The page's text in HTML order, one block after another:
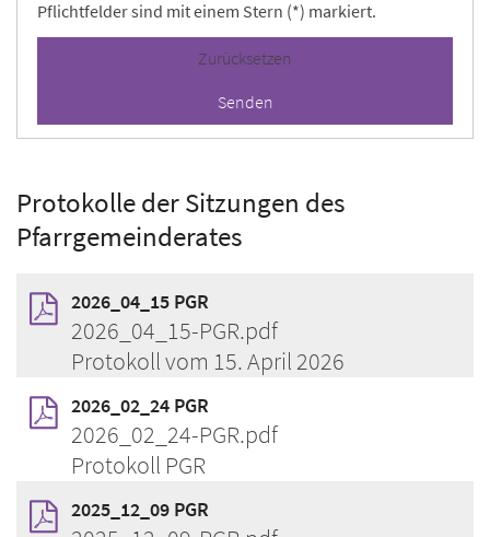
Pflichtfelder sind mit einem Stern (*) markiert.
Zurücksetzen
Protokolle der Sitzungen des
Pfarrgemeinderates
2026_04_15 PGR
2026_04_15-PGR.pdf
Protokoll vom 15. April 2026
2026_02_24 PGR
2026_02_24-PGR.pdf
Protokoll PGR
2025_12_09 PGR